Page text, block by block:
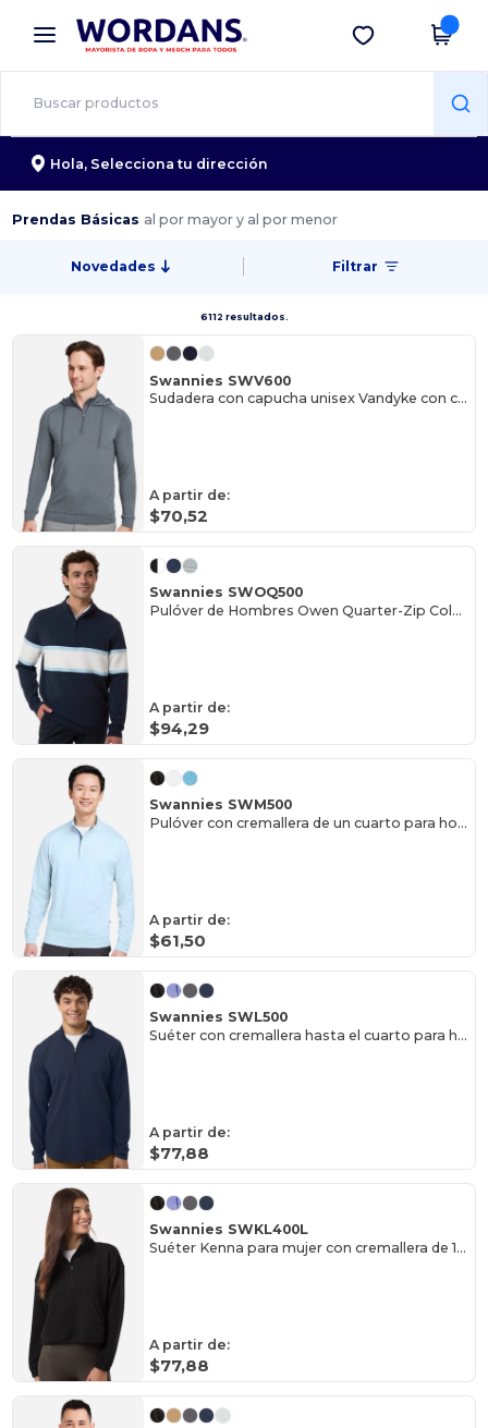
× App de Wordans
¡Mejores precios en app!
Descargar app
Hola, Selecciona tu dirección
Prendas Básicas al por mayor y al por menor
Novedades Filtrar
6112 resultados.
Swannies SWV600
Sudadera con capucha unisex Vandyke con cremallera de 1/4
A partir de:
$70,52
Swannies SWOQ500
Pulóver de Hombres Owen Quarter-Zip Colorblock
A partir de:
$94,29
Swannies SWM500
Pulóver con cremallera de un cuarto para hombre McKinnon
A partir de:
$61,50
Swannies SWL500
Suéter con cremallera hasta el cuarto para hombre Luke
A partir de:
$77,88
Swannies SWKL400L
Suéter Kenna para mujer con cremallera de 1/4
A partir de:
$77,88